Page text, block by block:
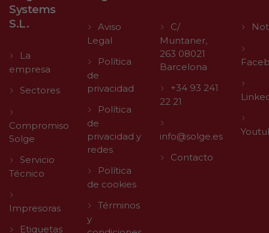
Systems
S.L.
La
empresa
Sectores
Compromiso
Solge
Servicio
Técnico
Impresoras
Etiquetas
Aviso
Legal
Política
de
privacidad
Política
de
privacidad y
redes
Política
de cookies
Términos
y
C/
Muntaner,
263 08021
Barcelona
+34 93 241
22 21
info@solge.es
Contacto